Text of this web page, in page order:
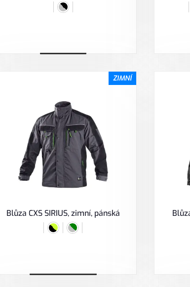
ZIMNÍ
Blůza CXS SIRIUS, zimní, pánská